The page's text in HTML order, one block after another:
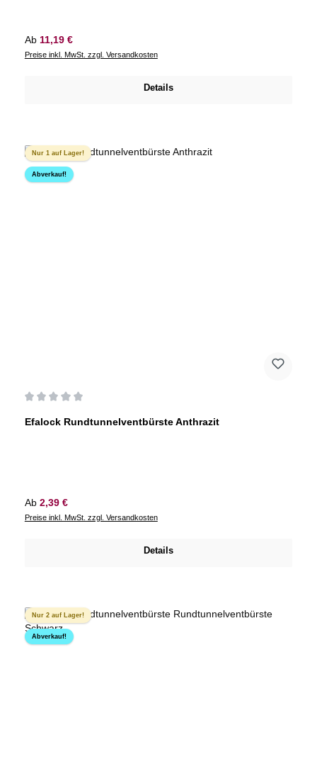
Regulärer Preis:
Ab 11,19 €
Preise inkl. MwSt. zzgl. Versandkosten
Details
Nur 1 auf Lager!
Abverkauf!
Efalock Rundtunnelventbürste Anthrazit
Regulärer Preis:
Ab 2,39 €
Preise inkl. MwSt. zzgl. Versandkosten
Details
Nur 2 auf Lager!
Abverkauf!